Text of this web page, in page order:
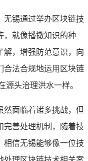
无锡通过举办区块链技
，就像播撒知识的种
解，增强防范意识，向
合法合规地运用区块链
源头治理洪水一样。
然面临着诸多挑战，但
完善处理机制，随着技
相信无锡能够像一位技